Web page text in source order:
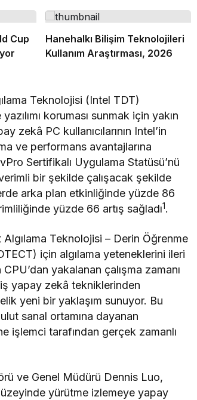
Cup
Hanehalkı Bilişim Teknolojileri
Kullanım Araştırması, 2026
Teknolojisi (Intel TDT)
koruması sunmak için yakın
zekâ PC kullanıcılarının Intel’in
ve performans avantajlarına
Sertifikalı Uygulama Statüsü’nü
bir şekilde çalışacak şekilde
arka plan etkinliğinde yüzde 86
yüzde 66 artış sağladı1.
Teknolojisi – Derin Öğrenme
için algılama yeteneklerini ileri
yakalanan çalışma zamanı
yapay zekâ tekniklerinden
yeni bir yaklaşım sunuyor. Bu
sanal ortamına dayanan
işlemci tarafından gerçek zamanlı
ve Genel Müdürü Dennis Luo,
yürütme izlemeye yapay